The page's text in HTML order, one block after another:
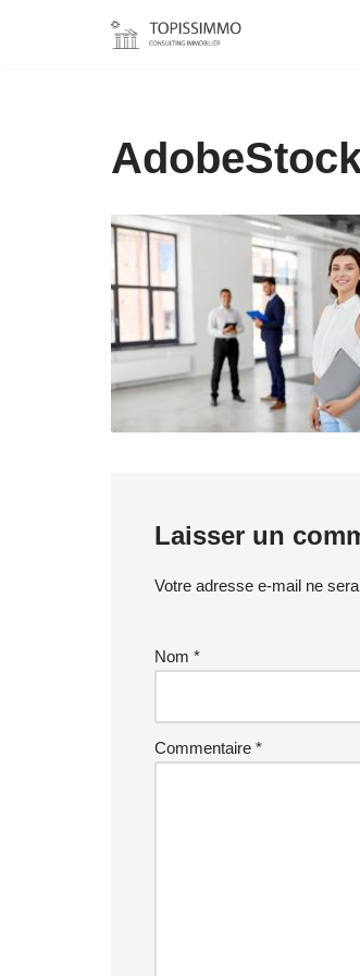
Laisser un
Votre adresse e-mail ne
Nom *
Commentaire *